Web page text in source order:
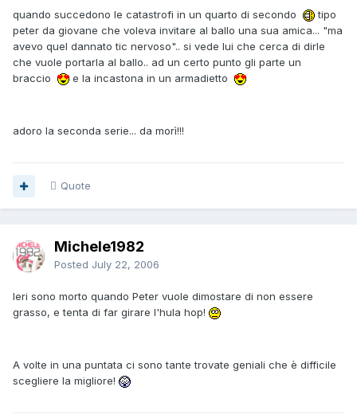
quando succedono le catastrofi in un quarto di secondo
tipo
peter da giovane che voleva invitare al ballo una sua amica... "ma
avevo quel dannato tic nervoso".. si vede lui che cerca di dirle
che vuole portarla al ballo.. ad un certo punto gli parte un
braccio
e la incastona in un armadietto
adoro la seconda serie... da morì!!!
Quote
Michele1982
Posted July 22, 2006
Ieri sono morto quando Peter vuole dimostare di non essere
grasso, e tenta di far girare l'hula hop!
A volte in una puntata ci sono tante trovate geniali che è difficile
scegliere la migliore!